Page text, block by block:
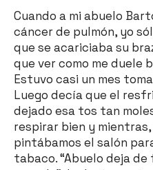
Cuando a mi abuelo
cáncer de pulmón, yo
que se acariciaba su
que ver como me duele
Estuvo casi un mes
Luego decía que el
dejado esa tos tan
respirar bien y
pintábamos el salón
tabaco. “Abuelo deja